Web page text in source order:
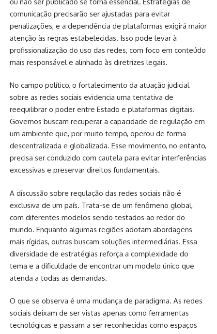
comunicação precisarão ser ajustadas para evitar
penalizações, e a dependência de plataformas exigirá maior
atenção às regras estabelecidas. Isso pode levar à
profissionalização do uso das redes, com foco em conteúdo
mais responsável e alinhado às diretrizes legais.
No campo político, o fortalecimento da atuação judicial
sobre as redes sociais evidencia uma tentativa de
reequilibrar o poder entre Estado e plataformas digitais.
Governos buscam recuperar a capacidade de regulação em
um ambiente que, por muito tempo, operou de forma
descentralizada e globalizada. Esse movimento, no entanto,
precisa ser conduzido com cautela para evitar interferências
excessivas e preservar direitos fundamentais.
A discussão sobre regulação das redes sociais não é
exclusiva de um país. Trata-se de um fenômeno global,
com diferentes modelos sendo testados ao redor do
mundo. Enquanto algumas regiões adotam abordagens
mais rígidas, outras buscam soluções intermediárias. Essa
diversidade de estratégias reforça a complexidade do
tema e a dificuldade de encontrar um modelo único que
atenda a todas as demandas.
O que se observa é uma mudança de paradigma. As redes
sociais deixam de ser vistas apenas como ferramentas
tecnológicas e passam a ser reconhecidas como espaços